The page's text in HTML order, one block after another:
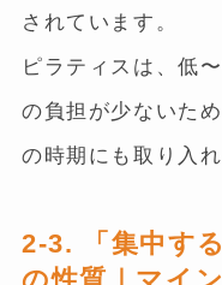
されています。
ピラティスは、低
の負担が少ないた
の時期にも取り入
2-3. 「集中す